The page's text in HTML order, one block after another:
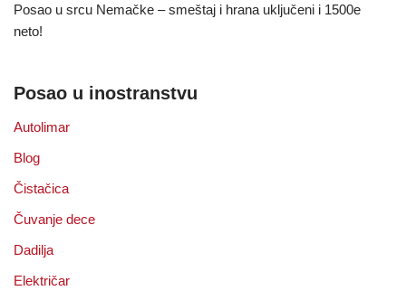
Posao u srcu Nemačke – smeštaj i hrana uključeni i 1500e
neto!
Posao u inostranstvu
Autolimar
Blog
Čistačica
Čuvanje dece
Dadilja
Električar